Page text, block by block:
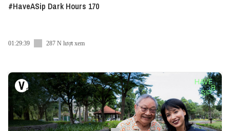
#HaveASip Dark Hours 170
01:29:39 287 N lượt xem